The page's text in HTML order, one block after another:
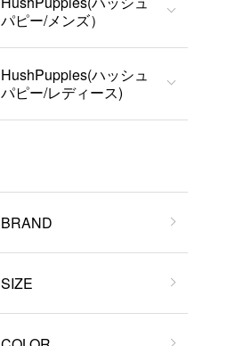
パピー/メンズ）
HushPuppies(ハッシュ
パピー/レディース)
BRAND
SIZE